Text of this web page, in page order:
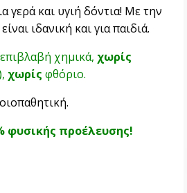
γερά και υγιή δόντια! Με την
ιδανική και για παιδιά.
επιβλαβή χημικά, χωρίς
χωρίς φθόριο.
φυσικής προέλευσης!